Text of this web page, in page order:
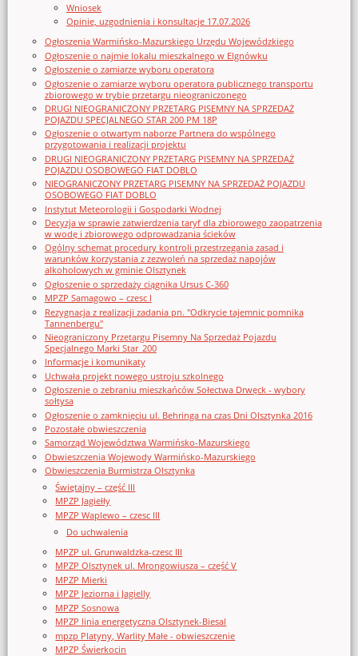
Wniosek
Opinie, uzgodnienia i konsultacje 17.07.2026
Ogłoszenia Warmińsko-Mazurskiego Urzędu Wojewódzkiego
Ogłoszenie o najmie lokalu mieszkalnego w Elgnówku
Ogłoszenie o zamiarze wyboru operatora
Ogłoszenie o zamiarze wyboru operatora publicznego transportu
zbiorowego w trybie przetargu nieograniczonego
DRUGI NIEOGRANICZONY PRZETARG PISEMNY NA SPRZEDAŻ
POJAZDU SPECJALNEGO STAR 200 PM 18P
Ogłoszenie o otwartym naborze Partnera do wspólnego
przygotowania i realizacji projektu
DRUGI NIEOGRANICZONY PRZETARG PISEMNY NA SPRZEDAŻ
POJAZDU OSOBOWEGO FIAT DOBLO
NIEOGRANICZONY PRZETARG PISEMNY NA SPRZEDAŻ POJAZDU
OSOBOWEGO FIAT DOBLO
Instytut Meteorologii i Gospodarki Wodnej
Decyzja w sprawie zatwierdzenia taryf dla zbiorowego zaopatrzenia
w wodę i zbiorowego odprowadzania ścieków
Ogólny schemat procedury kontroli przestrzegania zasad i
warunków korzystania z zezwoleń na sprzedaż napojów
alkoholowych w gminie Olsztynek
Ogłoszenie o sprzedaży ciągnika Ursus C-360
MPZP Samagowo – czesc I
Rezygnacja z realizacji zadania pn. "Odkrycie tajemnic pomnika
Tannenbergu"
Nieograniczony Przetargu Pisemny Na Sprzedaż Pojazdu
Specjalnego Marki Star_200
Informacje i komunikaty
Uchwała projekt nowego ustroju szkolnego
Ogłoszenie o zebraniu mieszkańców Sołectwa Drwęck - wybory
sołtysa
Ogłoszenie o zamknięciu ul. Behringa na czas Dni Olsztynka 2016
Pozostałe obwieszczenia
Samorząd Województwa Warmińsko-Mazurskiego
Obwieszczenia Wojewody Warmińsko-Mazurskiego
Obwieszczenia Burmistrza Olsztynka
Świętajny – część III
MPZP Jagiełły
MPZP Waplewo – czesc III
Do uchwalenia
MPZP ul. Grunwaldzka-czesc III
MPZP Olsztynek ul. Mrongowiusza – część V
MPZP Mierki
MPZP Jeziorna i Jagielly
MPZP Sosnowa
MPZP linia energetyczna Olsztynek-Biesal
mpzp Platyny, Warlity Małe - obwieszczenie
MPZP Świerkocin